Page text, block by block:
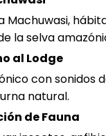
Machuwasi,
la selva
al Lodge
con sonidos
natural.
de Fauna